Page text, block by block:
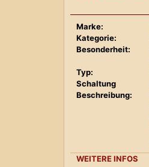
Marke:
Kategorie:
Besonderheit:
Typ:
Schaltung
Beschreibung:
WEITERE INFOS